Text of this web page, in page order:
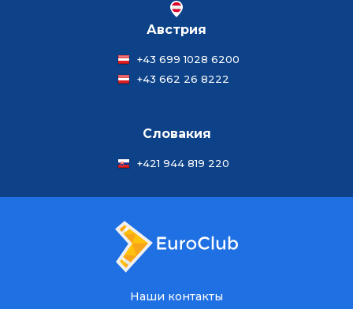
Австрия
+43 699 1028 6200
+43 662 26 8222
Словакия
+421 944 819 220
Наши контакты